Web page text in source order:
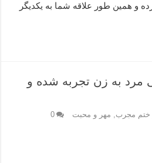
همین طور علاقه شما به یکدیگر
مرد به زن تجربه شده و
ختم مجرب, مهر و محبت 0